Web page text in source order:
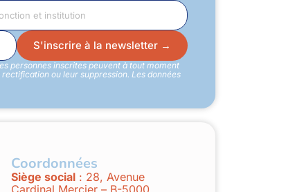
S'inscrire à la newsletter →
personnes inscrites peuvent à tout moment
ou leur suppression. Les données
Coordonnées
Siège social : 28, Avenue
Cardinal Mercier – B-5000